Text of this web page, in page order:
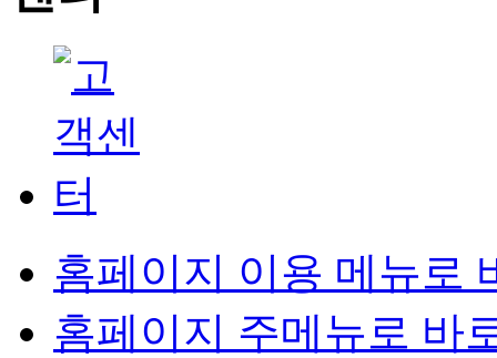
홈페이지 이용 메뉴로
홈페이지 주메뉴로 바